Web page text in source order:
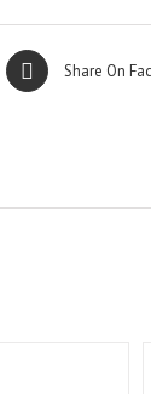
Share On